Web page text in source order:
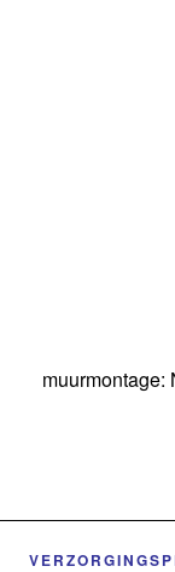
muurmontage: